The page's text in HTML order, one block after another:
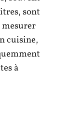
sont
cuisine,
à